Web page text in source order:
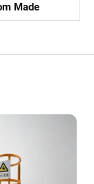
Made